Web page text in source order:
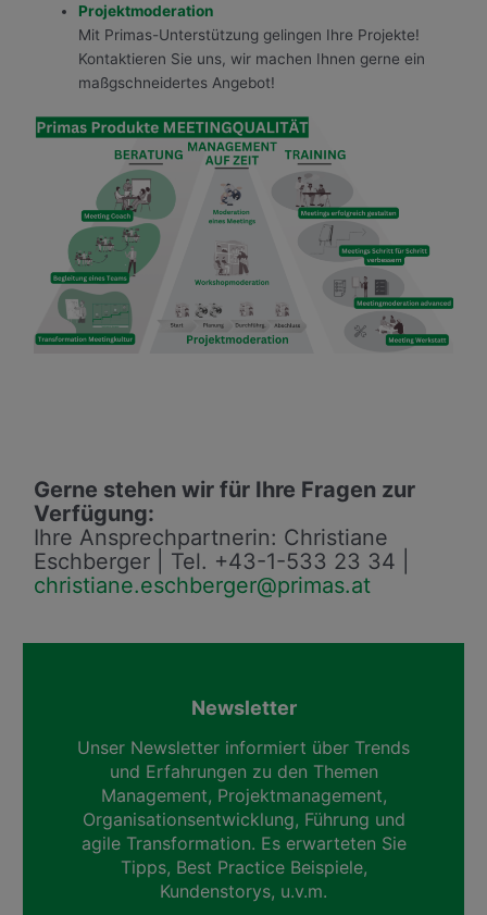
Projektmoderation
Mit Primas-Unterstützung gelingen Ihre Projekte!
Kontaktieren Sie uns, wir machen Ihnen gerne ein
maßgschneidertes Angebot!
Gerne stehen wir für Ihre Fragen zur
Verfügung:
Ihre Ansprechpartnerin: Christiane
Eschberger | Tel. +43-1-533 23 34 |
christiane.eschberger@primas.at
Newsletter
Unser Newsletter informiert über Trends
und Erfahrungen zu den Themen
Management, Projektmanagement,
Organisationsentwicklung, Führung und
agile Transformation. Es erwarteten Sie
Tipps, Best Practice Beispiele,
Kundenstorys, u.v.m.